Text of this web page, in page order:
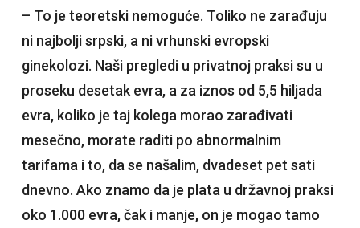
– To je teoretski nemoguće. Toliko ne zarađuju
ni najbolji srpski, a ni vrhunski evropski
ginekolozi. Naši pregledi u privatnoj praksi su u
proseku desetak evra, a za iznos od 5,5 hiljada
evra, koliko je taj kolega morao zarađivati
mesečno, morate raditi po abnormalnim
tarifama i to, da se našalim, dvadeset pet sati
dnevno. Ako znamo da je plata u državnoj praksi
oko 1.000 evra, čak i manje, on je mogao tamo